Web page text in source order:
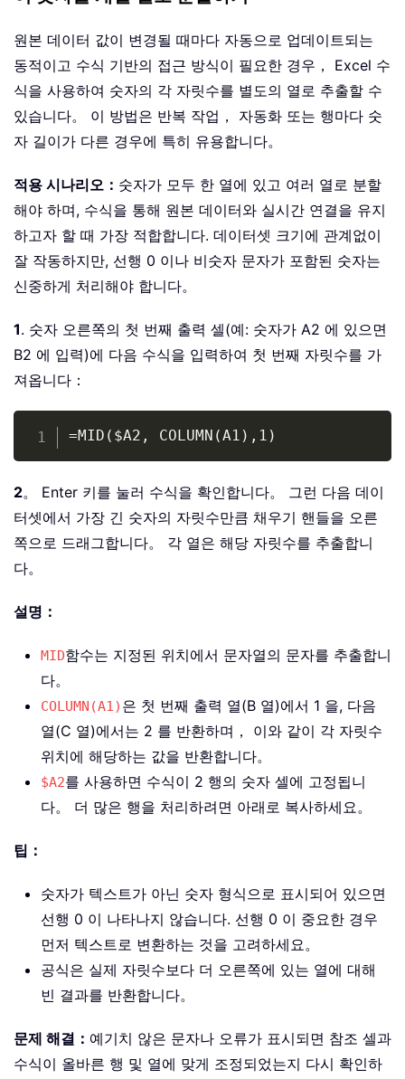
원본 데이터 값이 변경될 때마다 자동으로 업데이트되는
동적이고 수식 기반의 접근 방식이 필요한 경우， Excel 수
식을 사용하여 숫자의 각 자릿수를 별도의 열로 추출할 수
있습니다。 이 방법은 반복 작업， 자동화 또는 행마다 숫
자 길이가 다른 경우에 특히 유용합니다。
적용 시나리오： 숫자가 모두 한 열에 있고 여러 열로 분할
해야 하며, 수식을 통해 원본 데이터와 실시간 연결을 유지
하고자 할 때 가장 적합합니다. 데이터셋 크기에 관계없이
잘 작동하지만, 선행 0 이나 비숫자 문자가 포함된 숫자는
신중하게 처리해야 합니다。
1. 숫자 오른쪽의 첫 번째 출력 셀(예: 숫자가 A2 에 있으면
B2 에 입력)에 다음 수식을 입력하여 첫 번째 자릿수를 가
져옵니다：
=MID($A2, COLUMN(A1),1)
2。 Enter 키를 눌러 수식을 확인합니다。 그런 다음 데이
터셋에서 가장 긴 숫자의 자릿수만큼 채우기 핸들을 오른
쪽으로 드래그합니다。 각 열은 해당 자릿수를 추출합니
다。
설명：
MID함수는 지정된 위치에서 문자열의 문자를 추출합니
다。
COLUMN(A1) 은 첫 번째 출력 열(B 열)에서 1 을, 다음
열(C 열)에서는 2 를 반환하며， 이와 같이 각 자릿수
위치에 해당하는 값을 반환합니다。
$A2를 사용하면 수식이 2 행의 숫자 셀에 고정됩니
다。 더 많은 행을 처리하려면 아래로 복사하세요。
팁：
숫자가 텍스트가 아닌 숫자 형식으로 표시되어 있으면
선행 0 이 나타나지 않습니다. 선행 0 이 중요한 경우
먼저 텍스트로 변환하는 것을 고려하세요。
공식은 실제 자릿수보다 더 오른쪽에 있는 열에 대해
빈 결과를 반환합니다。
문제 해결： 예기치 않은 문자나 오류가 표시되면 참조 셀과
수식이 올바른 행 및 열에 맞게 조정되었는지 다시 확인하